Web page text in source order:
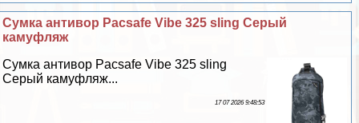
Сумка антивор Pacsafe Vibe 325 sling Серый
камуфляж
Сумка антивор Pacsafe Vibe 325 sling
Серый камуфляж...
17 07 2026 9:48:53